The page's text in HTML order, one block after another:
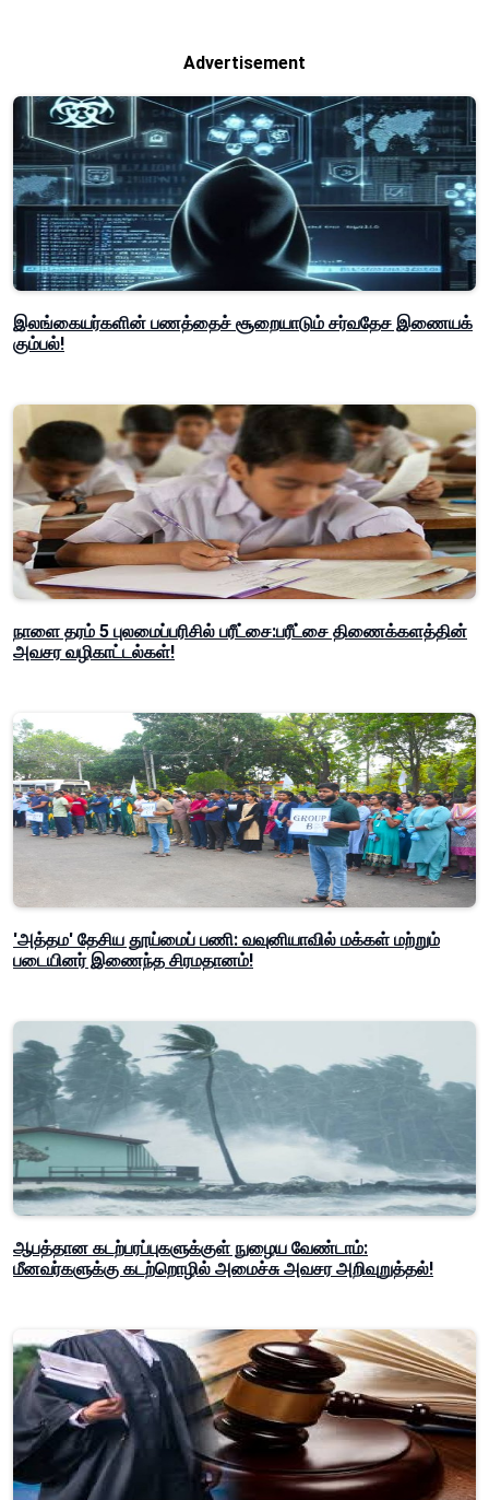
Advertisement
இலங்கையர்களின் பணத்தைச் சூறையாடும் சர்வதேச இணையக்
கும்பல்!
நாளை தரம் 5 புலமைப்பரிசில் பரீட்சை:பரீட்சை திணைக்களத்தின்
அவசர வழிகாட்டல்கள்!
'அத்தம' தேசிய தூய்மைப் பணி: வவுனியாவில் மக்கள் மற்றும்
படையினர் இணைந்த சிரமதானம்!
ஆபத்தான கடற்பரப்புகளுக்குள் நுழைய வேண்டாம்:
மீனவர்களுக்கு கடற்றொழில் அமைச்சு அவசர அறிவுறுத்தல்!